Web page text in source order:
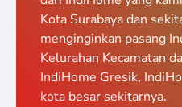
Kota Surabaya dan
menginginkan pasang
Kelurahan Kecamatan
IndiHome Gresik,
kota besar sekitarnya.